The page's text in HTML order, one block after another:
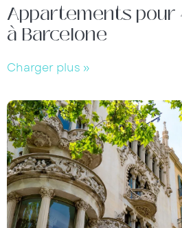
Appartements pour
à Barcelone
Charger plus »